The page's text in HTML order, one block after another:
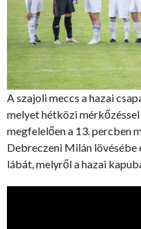
A szajoli meccs a hazai
melyet hétközi
megfelelően a 13. percben
Debreczeni Milán
lábát, melyről a hazai